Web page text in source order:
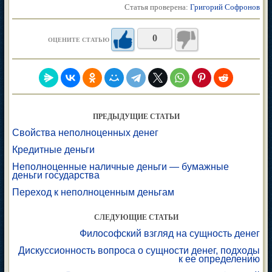
Статья проверена: Григорий Софронов
ОЦЕНИТЕ СТАТЬЮ 0
ПРЕДЫДУЩИЕ СТАТЬИ
Свойства неполноценных денег
Кредитные деньги
Неполноценные наличные деньги — бумажные
деньги государства
Переход к неполноценным деньгам
СЛЕДУЮЩИЕ СТАТЬИ
Философский взгляд на сущность денег
Дискуссионность вопроса о сущности денег, подходы
к ее определению